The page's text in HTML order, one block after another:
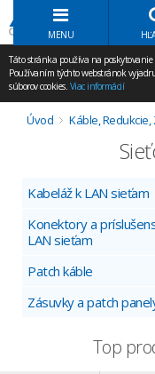
MENU
Táto stránka používa na poskytovanie
Používaním týchto webstránok
súborov cookies. Viac informácií
Úvod Káble,
Kabeláž k LAN sieťam
Konektory a
LAN sieťam
Patch káble
Zásuvky a patch
Top